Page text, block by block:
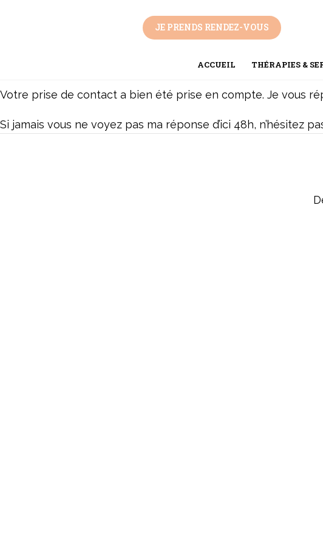
JE PRENDS RENDEZ-VOUS
ACCUEIL THÉRAPIES &
Votre message est envoyé !
Votre prise de contact a bien été prise en compte. Je vous
Si jamais vous ne voyez pas ma réponse d’ici 48h, n’hésitez